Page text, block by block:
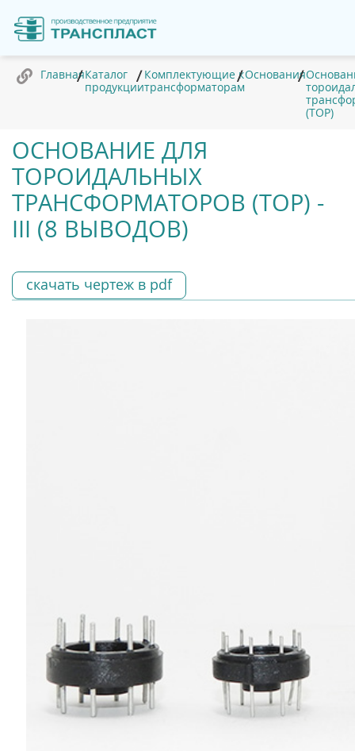
ГлавнаяКаталог
продукции
Комплектующие к
трансформаторам
Основания
(ТОР)
ОСНОВАНИЕ ДЛЯ
ТОРОИДАЛЬНЫХ
ТРАНСФОРМАТОРОВ (ТОР) -
III (8 ВЫВОДОВ)
скачать чертеж в pdf